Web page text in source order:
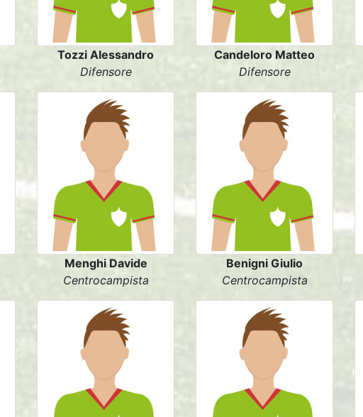
Tozzi Alessandro
Difensore
Candeloro Matteo
Difensore
Menghi Davide
Centrocampista
Benigni Giulio
Centrocampista